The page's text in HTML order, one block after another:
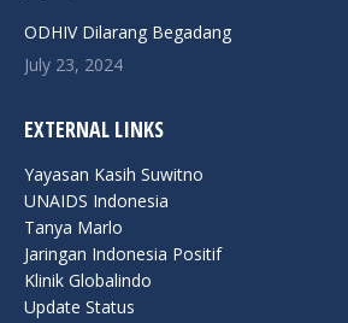
ODHIV Dilarang Begadang
July 23, 2024
EXTERNAL LINKS
Yayasan Kasih Suwitno
UNAIDS Indonesia
Tanya Marlo
Jaringan Indonesia Positif
Klinik Globalindo
Update Status